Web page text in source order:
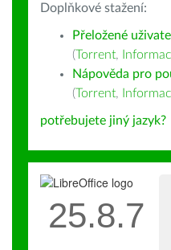
Doplňkové stažení:
Přeložené
(Torrent,
Nápověda pro
(Torrent,
potřebujete jiný jazyk?
25.8.7